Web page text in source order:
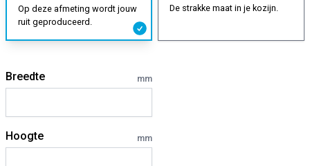
Op deze afmeting wordt jouw
ruit geproduceerd.
De strakke maat in je kozijn.
Breedte mm
Hoogte mm